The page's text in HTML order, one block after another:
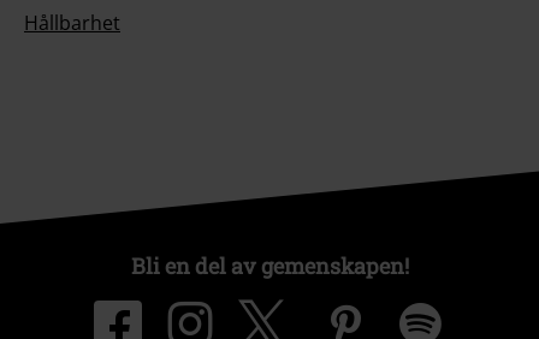
Hållbarhet
Bli en del av gemenskapen!